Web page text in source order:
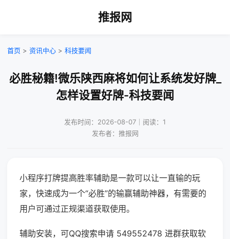
推报网
首页 > 资讯中心 > 科技要闻
必胜秘籍!微乐陕西麻将如何让系统发好牌_
怎样设置好牌-科技要闻
发布时间：2026-08-07｜阅读：1
发布者：推报网
小程序打牌提高胜率辅助是一款可以让一直输的玩
家，快速成为一个“必胜”的输赢辅助神器，有需要的
用户可通过正规渠道获取使用。
辅助安装，可QQ搜索申请 549552478 进群获取软